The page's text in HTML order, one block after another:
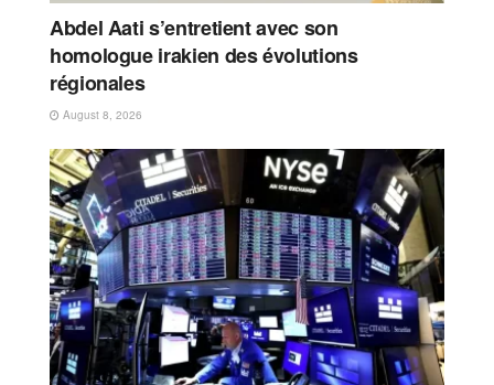
Abdel Aati s’entretient avec son
homologue irakien des évolutions
régionales
August 8, 2026